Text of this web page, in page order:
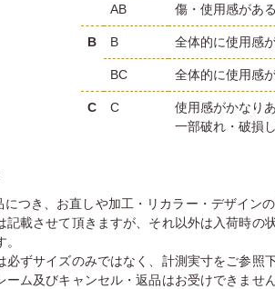
AB 傷・使用感があ
B B 全体的に使用感
BC 全体的に使用感
C C
使用感がかなり
一部破れ・破損
につき、お直しや加工・リカラー・デザイン
記載させて頂きますが、それ以外は入荷時の
。
必ずサイズのみではなく、計測実寸をご参照
ーム及びキャンセル・返品はお受けできませ